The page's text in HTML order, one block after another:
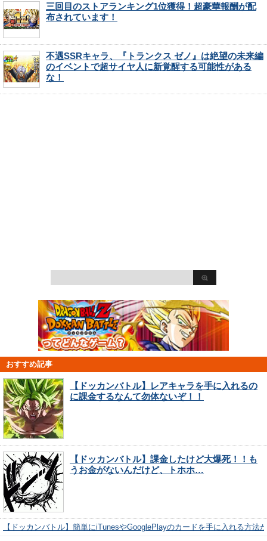
三回目のストアランキング1位獲得！超豪華報酬が配
布されています！
不遇SSRキャラ、『トランクス ゼノ』は絶望の未来編
のイベントで超サイヤ人に新覚醒する可能性がある
な！
おすすめ記事
【ドッカンバトル】レアキャラを手に入れるの
に課金するなんて勿体ないぞ！！
【ドッカンバトル】課金したけど大爆死！！も
うお金がないんだけど、トホホ…
【ドッカンバトル】簡単にiTunesやGooglePlayのカードを手に入れる方法